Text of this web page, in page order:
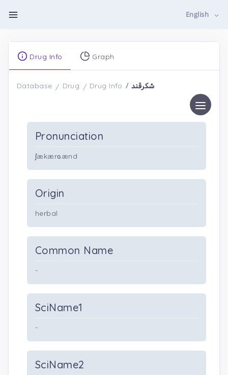
English
Drug Info Graph
Database Drug Drug Info شکرقند
Pronunciation
ʃækærɢænd
Origin
herbal
Common Name
-
SciName1
-
SciName2